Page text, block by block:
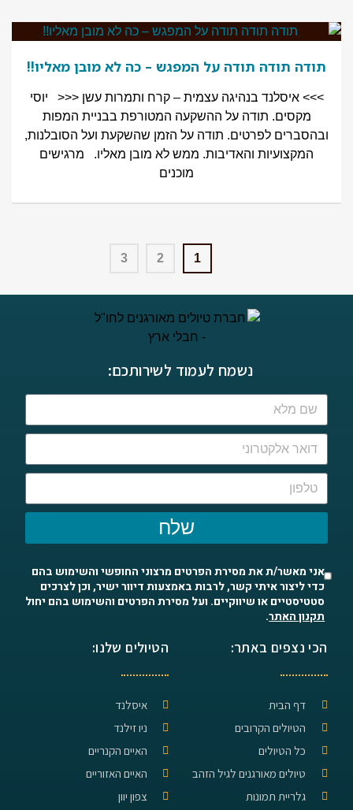
תודה תודה תודה על המפגש – כה לא מובן מאליו!!
>>> איסלנד בנהיגה עצמית – קרח ותמרות עשן <<< יוסי
מקסים. תודה על ההשקעה המטורפת בבניית המפות
ובהסברים לפרטים. תודה על הזמן שהשקעת ועל הסובלנות,
המקצועיות והאדיבות. ממש לא מובן מאליו. מרגישים
מוכנים
1
2
3
נשמח לעמוד לשירותכם:
שלח
אני מאשר/ת את מסירת הפרטים מרצוני החופשי והשימוש בהם
כדי ליצור איתי קשר, לרבות באמצעות דיוור ישיר, וכן לצרכים
סטטיסטיים או שיווקיים. ועל מסירת הפרטים והשימוש בהם יחול
תקנון האתר.
הכי נצפים באתר:
דף הבית
הטיולים הקרובים
כל הטיולים
טיולים מאורגנים לגיל הזהב
גלריית תמונות
הטיולים שלנו:
איסלנד
ניו זילנד
האיים הקנריים
האיים האזוריים
צפון יוון